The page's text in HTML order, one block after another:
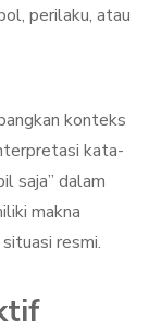
perilaku, atau
konteks
kata-
saja” dalam
makna
resmi.